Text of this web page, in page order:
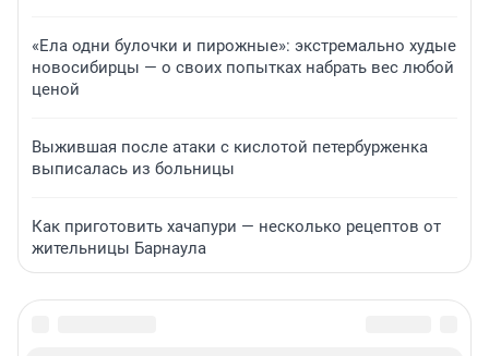
«Ела одни булочки и пирожные»: экстремально худые
новосибирцы — о своих попытках набрать вес любой
ценой
Выжившая после атаки с кислотой петербурженка
выписалась из больницы
Как приготовить хачапури — несколько рецептов от
жительницы Барнаула